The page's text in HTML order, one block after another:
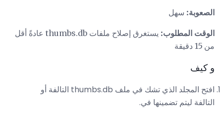
الصعوبة: سهل
الوقت المطلوب:
يستغرق إصلاح ملفات thumbs.db عادةً أقل
من 15 دقيقة
و كيف
افتح المجلد الذي تشك في ملف thumbs.db التالفة أو
التالفة ليتم تضمينها في.